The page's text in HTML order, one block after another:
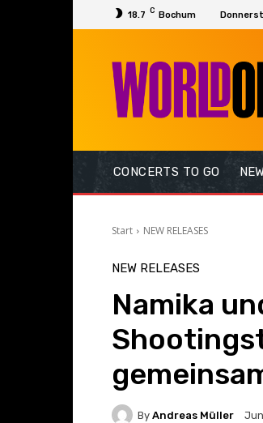
18.7 C Bochum
CONCERTS TO GO
Start NEW RELEASES
NEW RELEASES
Namika
By Andreas Müller